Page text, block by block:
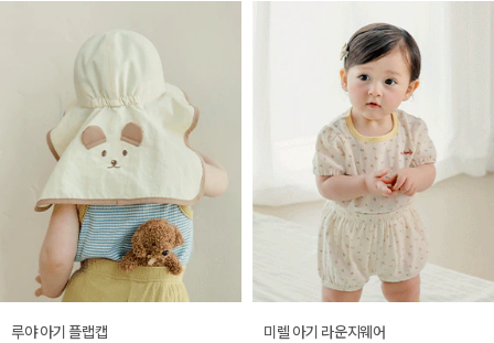
루야 아기 플랩캡 미렐 아기 라운지웨어